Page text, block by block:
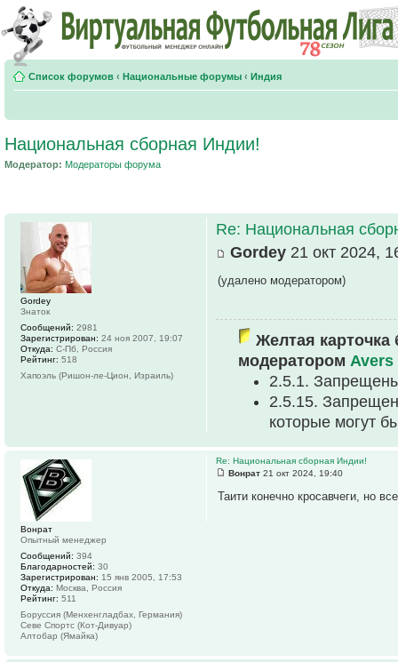
Список форумов ‹ Национальные форумы ‹ Индия
Национальная сборная Индии!
Модератор: Модераторы форума
Re: Национальная
Gordey 21 окт 2024,
(удалено модератором)
Желтая карточка
модератором Avers
2.5.1.
2.5.15.
которые могут
Gordey
Знаток
Сообщений: 2981
Зарегистрирован: 24 ноя 2007, 19:07
Откуда: С-Пб, Россия
Рейтинг: 518
Хапоэль (Ришон-ле-Цион, Израиль)
Re: Национальная сборная Индии!
Вонрат 21 окт 2024, 19:40
Таити конечно кросавчеги, но
Вонрат
Опытный менеджер
Сообщений: 394
Благодарностей: 30
Зарегистрирован: 15 янв 2005, 17:53
Откуда: Москва, Россия
Рейтинг: 511
Боруссия (Менхенгладбах, Германия)
Севе Спортс (Кот-Дивуар)
Алтобар (Ямайка)